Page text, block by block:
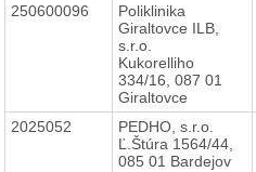
250600096
Poliklinika
Giraltovce ILB,
s.r.o.
Kukorelliho
334/16, 087 01
Giraltovce
2025052
PEDHO, s.r.o.
Ľ.Štúra 1564/44,
085 01 Bardejov